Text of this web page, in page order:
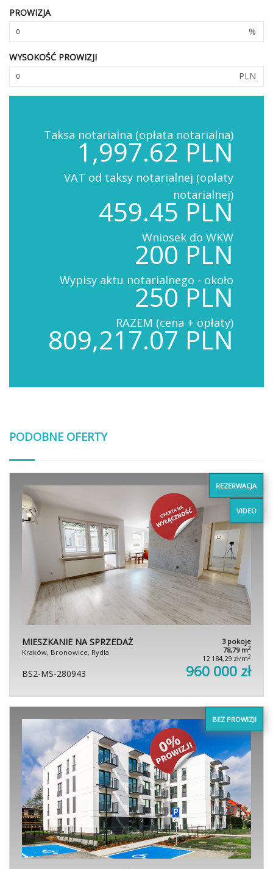
PROWIZJA
%
WYSOKOŚĆ PROWIZJI
PLN
Taksa notarialna (opłata notarialna)
1,997.62 PLN
VAT od taksy notarialnej (opłaty
notarialnej)
459.45 PLN
Wniosek do WKW
200 PLN
Wypisy aktu notarialnego - około
250 PLN
RAZEM (cena + opłaty)
809,217.07 PLN
PODOBNE OFERTY
REZERWACJA
VIDEO
MIESZKANIE NA SPRZEDAŻ
Kraków, Bronowice, Rydla
3 pokoje
78,79 m2
12 184,29 zł/m2
BS2-MS-280943 960 000 zł
BEZ PROWIZJI